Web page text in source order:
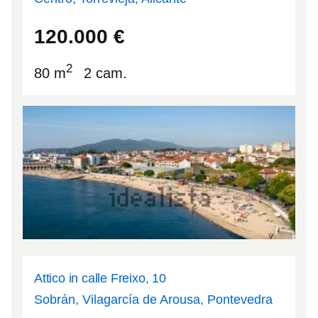
120.000 €
80 m2 2 cam.
Attico in calle Freixo, 10
Sobrán, Vilagarcía de Arousa, Pontevedra